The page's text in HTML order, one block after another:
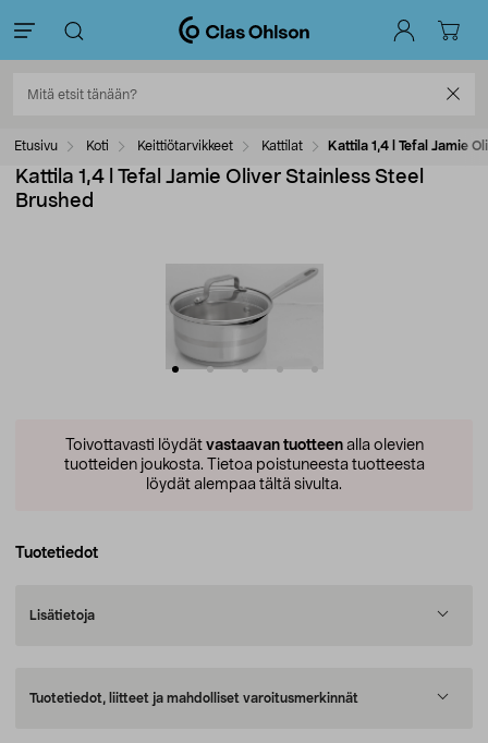
Etusivu Koti Keittiötarvikkeet Kattilat Kattila 1,4 l Tefal Jamie
Kattila 1,4 l Tefal Jamie Oliver Stainless Steel
Brushed
Toivottavasti löydät vastaavan tuotteenalla olevien
tuotteiden joukosta. Tietoa poistuneesta tuotteesta
löydät alempaa tältä sivulta.
Tuotetiedot
Lisätietoja
Tuotetiedot, liitteet ja mahdolliset varoitusmerkinnät